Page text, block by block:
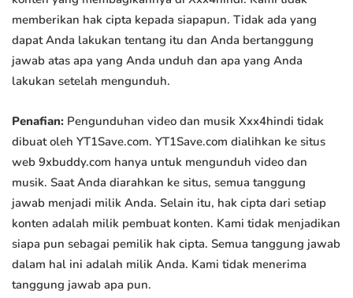
memberikan hak cipta kepada siapapun. Tidak ada yang
dapat Anda lakukan tentang itu dan Anda bertanggung
jawab atas apa yang Anda unduh dan apa yang Anda
lakukan setelah mengunduh.
Penafian: Pengunduhan video dan musik Xxx4hindi tidak
dibuat oleh YT1Save.com. YT1Save.com dialihkan ke situs
web 9xbuddy.com hanya untuk mengunduh video dan
musik. Saat Anda diarahkan ke situs, semua tanggung
jawab menjadi milik Anda. Selain itu, hak cipta dari setiap
konten adalah milik pembuat konten. Kami tidak menjadikan
siapa pun sebagai pemilik hak cipta. Semua tanggung jawab
dalam hal ini adalah milik Anda. Kami tidak menerima
tanggung jawab apa pun.